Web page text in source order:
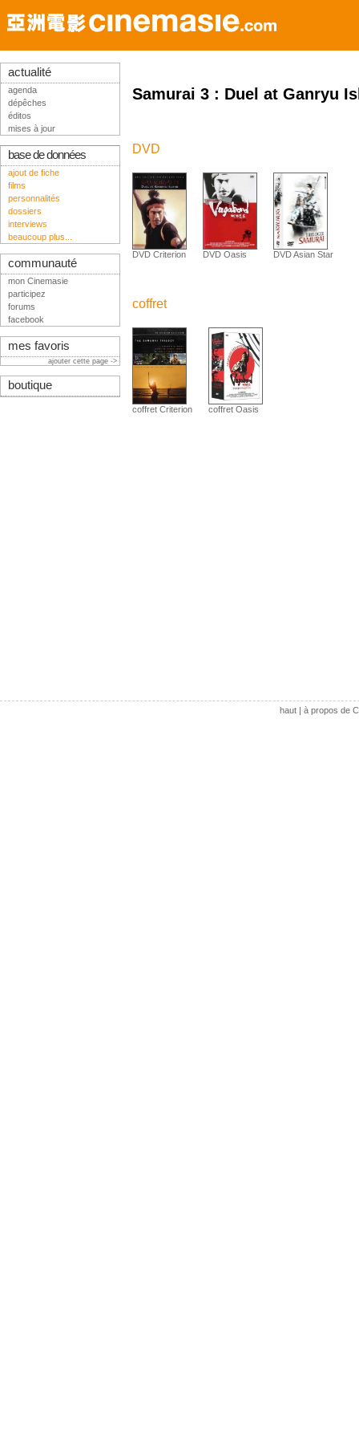
Samurai 3 : Duel at Ganryu
DVD
DVD Criterion DVD Oasis DVD Asian Star
coffret
coffret Criterion coffret Oasis
actualité
agenda
dépêches
éditos
mises à jour
base de données
ajout de fiche
films
personnalités
dossiers
interviews
beaucoup plus...
communauté
mon Cinemasie
participez
forums
facebook
mes favoris
ajouter cette page ->
boutique
haut| à propos de